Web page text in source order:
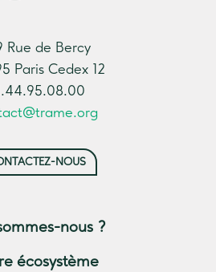
Rue de Bercy
Paris Cedex 12
NOUS
nous ?
écosystème